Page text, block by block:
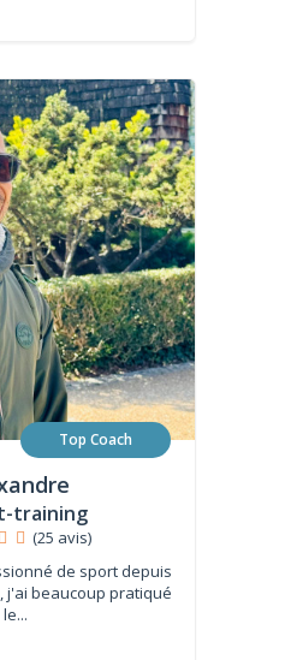
Top Coach
training
(25 avis)
de sport depuis
j'ai beaucoup pratiqué
le...